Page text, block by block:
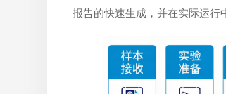
报告的快速生成，并在实际运行